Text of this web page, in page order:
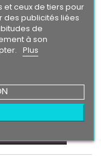
Rose Gris
Argent
et ceux de tiers pour
des publicités liées
de
à son
Plus